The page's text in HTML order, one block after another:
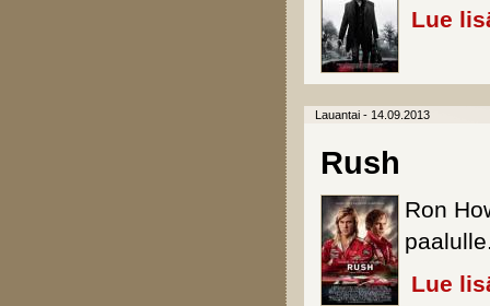
Lue
Lauantai - 14.09.2013
Rush
Ron
Lue